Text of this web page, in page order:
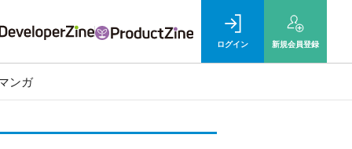
ログイン 新規会員登録
ンガ